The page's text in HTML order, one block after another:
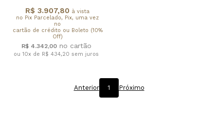
R$ 3.907,80 à vista
no Pix Parcelado, Pix, uma vez
no
cartão de crédito ou Boleto (10%
Off)
R$ 4.342,00
ou 10x de R$ 434,20 sem juros
Anterior 1 Próximo